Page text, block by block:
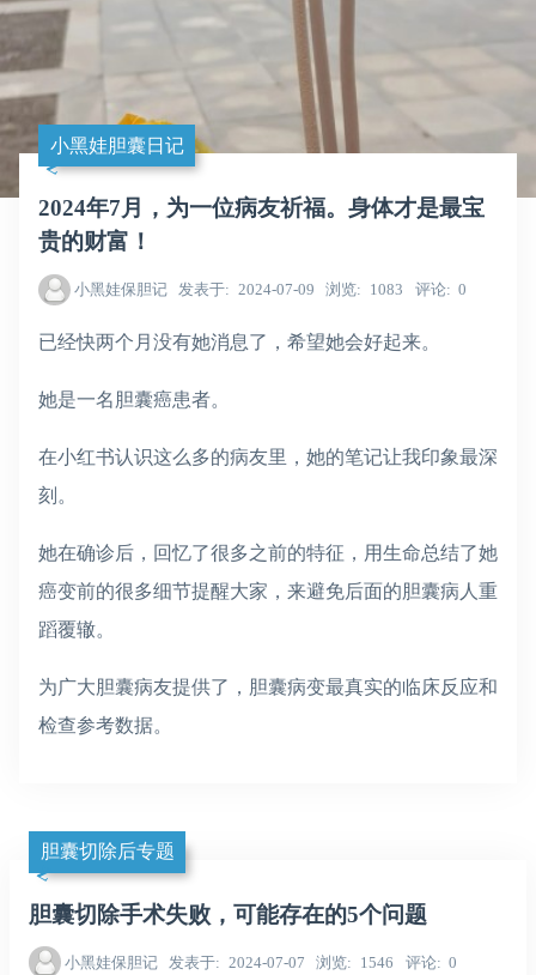
小黑娃胆囊日记
2024年7月，为一位病友祈福。身体才是最宝
贵的财富！
小黑娃保胆记 发表于 2024-07-09 浏览 1083 评论 0
已经快两个月没有她消息了，希望她会好起来。
她是一名胆囊癌患者。
在小红书认识这么多的病友里，她的笔记让我印象最深
刻。
她在确诊后，回忆了很多之前的特征，用生命总结了她
癌变前的很多细节提醒大家，来避免后面的胆囊病人重
蹈覆辙。
为广大胆囊病友提供了，胆囊病变最真实的临床反应和
检查参考数据。
胆囊切除后专题
胆囊切除手术失败，可能存在的5个问题
小黑娃保胆记 发表于 2024-07-07 浏览 1546 评论 0